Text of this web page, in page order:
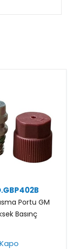
Portu GM
Basınç
Kapo